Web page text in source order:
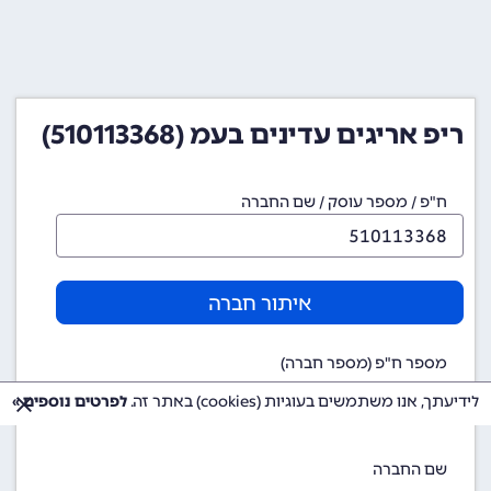
ריפ אריגים עדינים בעמ (510113368)
ח"פ / מספר עוסק / שם החברה
איתור חברה
מספר ח"פ (מספר חברה)
510113368
שם החברה
לידיעתך, אנו משתמשים בעוגיות (cookies) באתר זה. לפרטים נוספים »